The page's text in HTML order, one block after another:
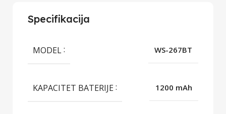
Specifikacija
MODEL WS-267BT
KAPACITET BATERIJE 1200 mAh